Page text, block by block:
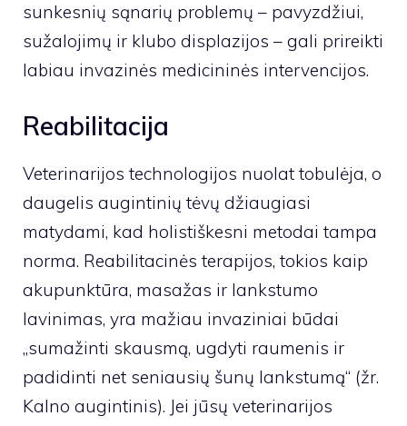
sunkesnių sąnarių problemų – pavyzdžiui,
sužalojimų ir klubo displazijos – gali prireikti
labiau invazinės medicininės intervencijos.
Reabilitacija
Veterinarijos technologijos nuolat tobulėja, o
daugelis augintinių tėvų džiaugiasi
matydami, kad holistiškesni metodai tampa
norma. Reabilitacinės terapijos, tokios kaip
akupunktūra, masažas ir lankstumo
lavinimas, yra mažiau invaziniai būdai
„sumažinti skausmą, ugdyti raumenis ir
padidinti net seniausių šunų lankstumą“ (žr.
Kalno augintinis). Jei jūsų veterinarijos